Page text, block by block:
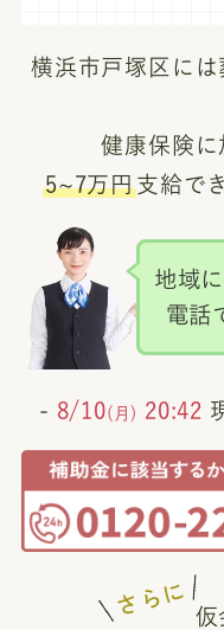
横浜市戸塚区に
健康保険に
5~7万円支給で
地域
電話
- 8/10(月) 20:42
さらに 仮